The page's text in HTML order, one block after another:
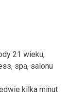
21 wieku,
spa, salonu
kilka minut